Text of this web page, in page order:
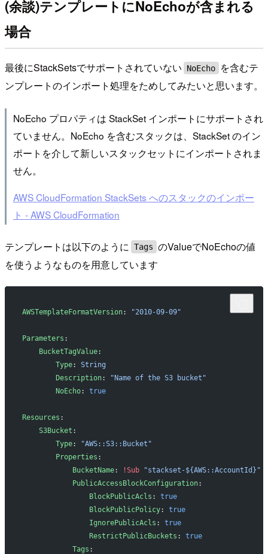
(余談)テンプレートにNoEchoが含まれる
場合
最後にStackSetsでサポートされていない NoEcho
を含むテ
ンプレートのインポート処理をためしてみたいと思います。
NoEcho プロパティは StackSet インポートにサポートされ
ていません。NoEcho を含むスタックは、StackSet のイン
ポートを介して新しいスタックセットにインポートされま
せん。
AWS CloudFormation StackSets へのスタックのインポー
ト - AWS CloudFormation
テンプレートは以下のように Tags のValueでNoEchoの値
を使うようなものを用意しています
AWSTemplateFormatVersion: "2010-09-09"
Parameters :
    BucketTagValue
:
        Type
: String
        Description
:
"Name of the S3 bucket"
        NoEcho
: true
Resources :
    S3Bucket
:
        Type
:
"AWS::S3::Bucket"
        Properties
:
            BucketName
: !Sub "stackset-${AWS::AccountId}"
            PublicAccessBlockConfiguration
:
                BlockPublicAcls
: true
                BlockPublicPolicy
: true
                IgnorePublicAcls
: true
                RestrictPublicBuckets
: true
            Tags
: